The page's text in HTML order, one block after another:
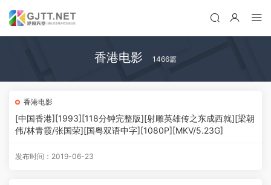
香港电影 1466篇
香港电影
[中国香港][1993][118分钟完整版][射雕英雄传之东成西就][梁朝
伟/林青霞/张国荣][国粤双语中字][1080P][MKV/5.23G]
发布时间：2019-06-23